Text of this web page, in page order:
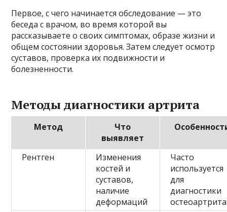
Первое, с чего начинается обследование — это
беседа с врачом, во время которой вы
рассказываете о своих симптомах, образе жизни и
общем состоянии здоровья. Затем следует осмотр
суставов, проверка их подвижности и
болезненности.
Методы диагностики артрита
Метод
Что
выявляет
Рентген
Изменения
костей и
суставов,
наличие
деформаций
Часто
используется
для
диагностики
остеоартрита